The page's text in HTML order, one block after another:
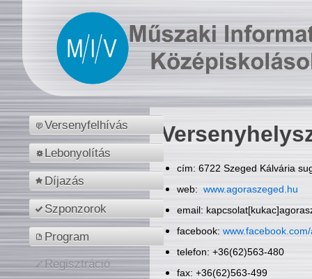
Versenyfelhívás
Lebonyolítás
Díjazás
Szponzorok
Program
Regisztráció
cím: 6722 Szeged Kálvária
web: www.agoraszeged.hu
email:
facebook:
telefon: +36(62)563-480
fax: +36(62)563-499